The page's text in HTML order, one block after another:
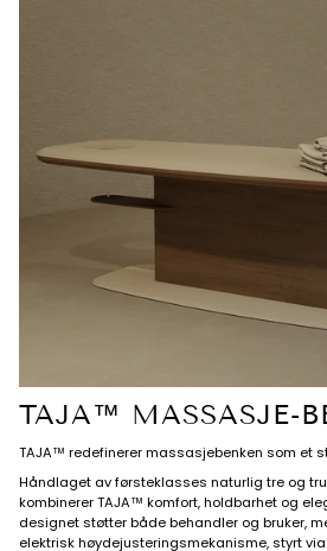
TAJA™ MASSASJE-
TAJA™ redefinerer massasjebenken som et
Håndlaget av førsteklasses naturlig tre og
kombinerer TAJA™ komfort, holdbarhet og
designet støtter både behandler og bruker,
elektrisk høydejusteringsmekanisme, styrt